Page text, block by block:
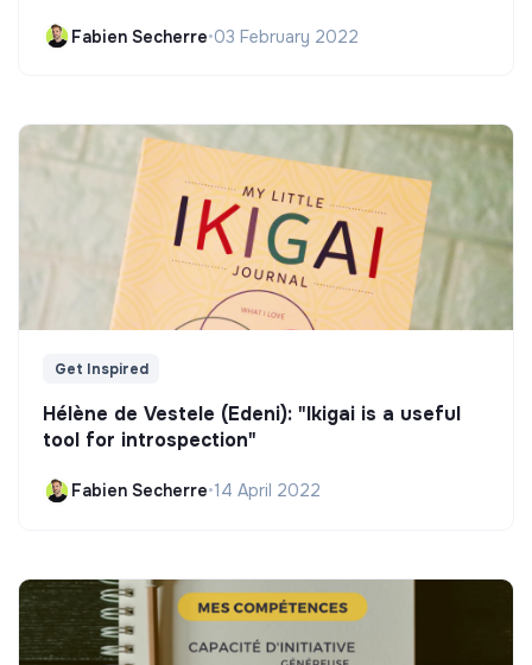
Fabien Secherre•03 February 2022
Get Inspired
Hélène de Vestele (Edeni): "Ikigai is a useful
tool for introspection"
Fabien Secherre•14 April 2022